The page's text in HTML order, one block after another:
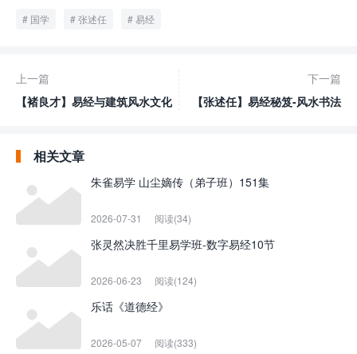
国学 张述任 易经
上一篇
【褚良才】易经与建筑风水文化
下一篇
【张述任】易经秘笈-风水书法
相关文章
朱雀易学 山尘嫡传（弟子班）151集
2026-07-31 阅读(34)
张灵然决胜千里易学班-数字易经10节
2026-06-23 阅读(124)
乐话《道德经》
2026-05-07 阅读(333)